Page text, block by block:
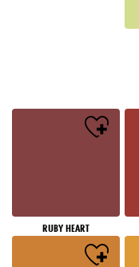
RUBY HEART